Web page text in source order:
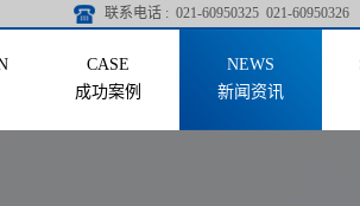
联系电话 : 021-60950325 021-60950326
成功案例 新闻资讯